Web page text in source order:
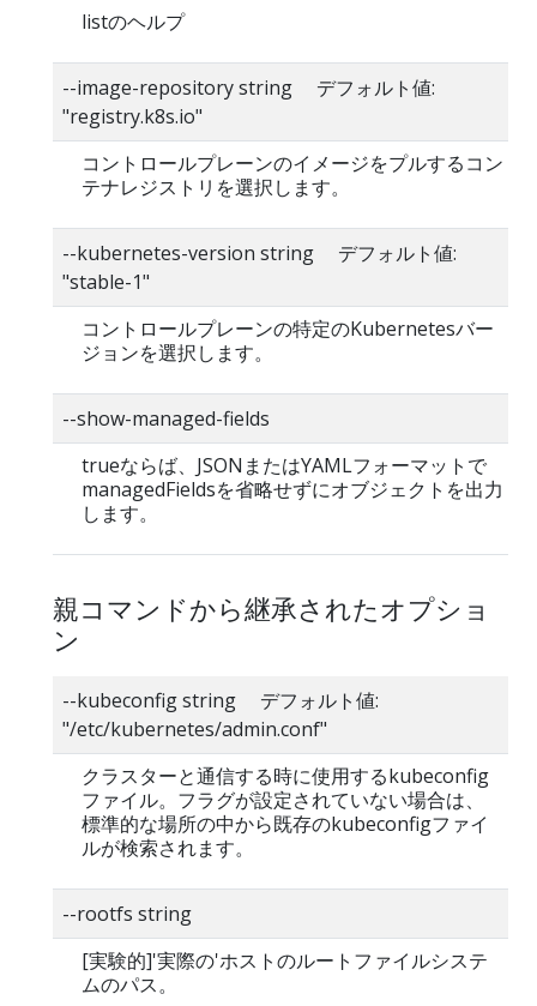
listのヘルプ
--image-repository string デフォルト値:
"registry.k8s.io"
コントロールプレーンのイメージをプルするコン
テナレジストリを選択します。
--kubernetes-version string デフォルト値:
"stable-1"
コントロールプレーンの特定のKubernetesバー
ジョンを選択します。
--show-managed-fields
trueならば、JSONまたはYAMLフォーマットで
managedFieldsを省略せずにオブジェクトを出力
します。
親コマンドから継承されたオプショ
ン
--kubeconfig string デフォルト値:
"/etc/kubernetes/admin.conf"
クラスターと通信する時に使用するkubeconfig
ファイル。フラグが設定されていない場合は、
標準的な場所の中から既存のkubeconfigファイ
ルが検索されます。
--rootfs string
[実験的]'実際の'ホストのルートファイルシステ
ムのパス。